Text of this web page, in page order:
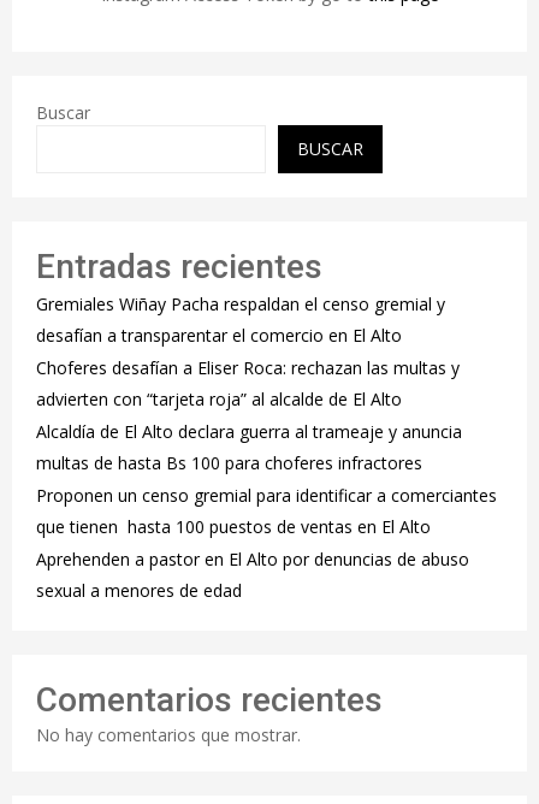
Buscar
BUSCAR
Entradas recientes
Gremiales Wiñay Pacha respaldan el censo gremial y
desafían a transparentar el comercio en El Alto
Choferes desafían a Eliser Roca: rechazan las multas y
advierten con “tarjeta roja” al alcalde de El Alto
‎Alcaldía de El Alto declara guerra al trameaje y anuncia
multas de hasta Bs 100 para choferes infractores
Proponen un censo gremial para identificar a comerciantes
que tienen hasta 100 puestos de ventas en El Alto
Aprehenden a pastor en El Alto por denuncias de abuso
sexual a menores de edad
Comentarios recientes
No hay comentarios que mostrar.